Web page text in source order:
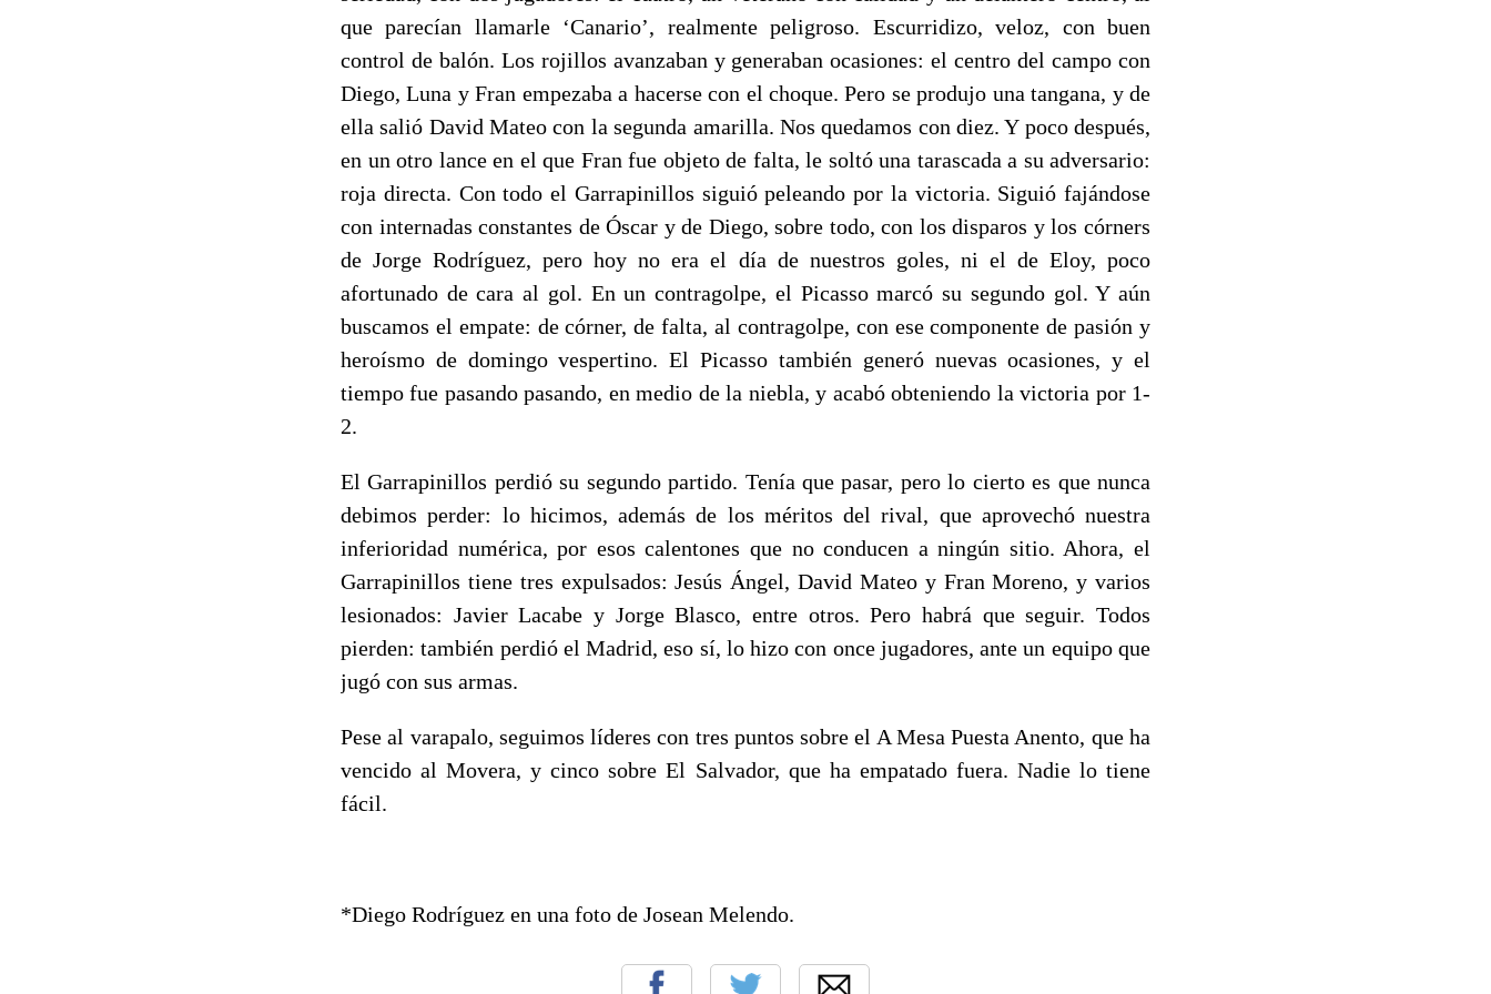
que parecían llamarle ‘Canario’, realmente peligroso. Escurridizo, veloz, con buen
control de balón. Los rojillos avanzaban y generaban ocasiones: el centro del campo con
Diego, Luna y Fran empezaba a hacerse con el choque. Pero se produjo una tangana, y de
ella salió David Mateo con la segunda amarilla. Nos quedamos con diez. Y poco después,
en un otro lance en el que Fran fue objeto de falta, le soltó una tarascada a su adversario:
roja directa. Con todo el Garrapinillos siguió peleando por la victoria. Siguió fajándose
con internadas constantes de Óscar y de Diego, sobre todo, con los disparos y los córners
de Jorge Rodríguez, pero hoy no era el día de nuestros goles, ni el de Eloy, poco
afortunado de cara al gol. En un contragolpe, el Picasso marcó su segundo gol. Y aún
buscamos el empate: de córner, de falta, al contragolpe, con ese componente de pasión y
heroísmo de domingo vespertino. El Picasso también generó nuevas ocasiones, y el
tiempo fue pasando pasando, en medio de la niebla, y acabó obteniendo la victoria por 1-
2.
El Garrapinillos perdió su segundo partido. Tenía que pasar, pero lo cierto es que nunca
debimos perder: lo hicimos, además de los méritos del rival, que aprovechó nuestra
inferioridad numérica, por esos calentones que no conducen a ningún sitio. Ahora, el
Garrapinillos tiene tres expulsados: Jesús Ángel, David Mateo y Fran Moreno, y varios
lesionados: Javier Lacabe y Jorge Blasco, entre otros. Pero habrá que seguir. Todos
pierden: también perdió el Madrid, eso sí, lo hizo con once jugadores, ante un equipo que
jugó con sus armas.
Pese al varapalo, seguimos líderes con tres puntos sobre el A Mesa Puesta Anento, que ha
vencido al Movera, y cinco sobre El Salvador, que ha empatado fuera. Nadie lo tiene
fácil.
*Diego Rodríguez en una foto de Josean Melendo.